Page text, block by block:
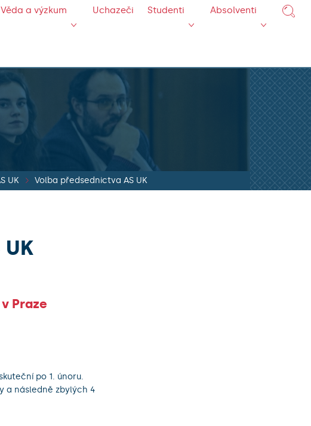
Věda a výzkum Uchazeči Studenti Absolventi
UK Volba předsednictva AS UK
Praze
po 1. únoru.
a následně zbylých 4